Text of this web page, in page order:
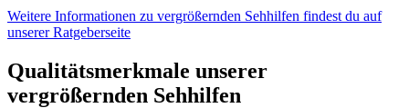
Weitere Informationen zu vergrößernden Sehhilfen findest du auf
unserer Ratgeberseite
Qualitätsmerkmale unserer
vergrößernden Sehhilfen